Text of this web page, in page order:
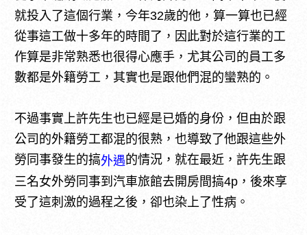
就投入了這個行業，今年32歲的他，算一算也已經
從事這工做十多年的時間了，因此對於這行業的工
作算是非常熟悉也很得心應手，尤其公司的員工多
數都是外籍勞工，其實也是跟他們混的蠻熟的。
不過事實上許先生也已經是已婚的身份，但由於跟
公司的外籍勞工都混的很熟，也導致了他跟這些外
勞同事發生的搞外遇的情況，就在最近，許先生跟
三名女外勞同事到汽車旅館去開房間搞4p，後來享
受了這刺激的過程之後，卻也染上了性病。